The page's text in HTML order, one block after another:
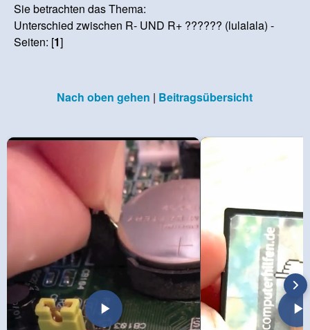
Sie betrachten das Thema:
Unterschied zwischen R- UND R+ ?????? (lulalala) -
Seiten: [1]
Nach oben gehen | Beitragsübersicht